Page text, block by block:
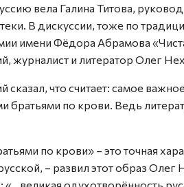
вела Галина Титова,
В дискуссии, тоже по
имени Фёдора Абрамова
журналист и литератор Олег
сказал, что считает: самое
братьями по крови. Ведь
по крови» – это точная
– развил этот образ Олег
одухотворённость